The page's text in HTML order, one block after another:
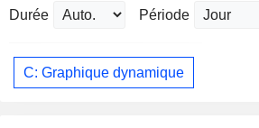
Durée Période
C: Graphique dynamique